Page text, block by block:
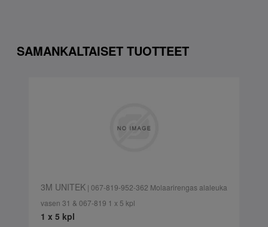
SAMANKALTAISET TUOTTEET
3M UNITEK| 067-819-952-362 Molaarirengas alaleuka
vasen 31 & 067-819 1 x 5 kpl
1 x 5 kpl